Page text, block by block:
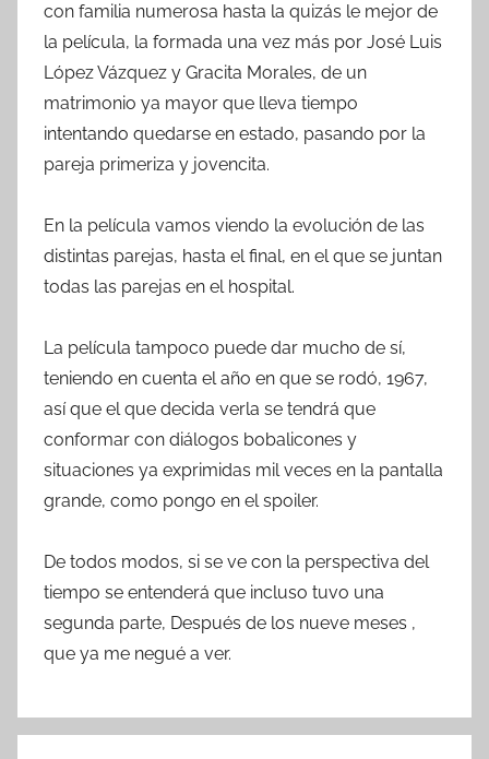
con familia numerosa hasta la quizás le mejor de
la película, la formada una vez más por José Luis
López Vázquez y Gracita Morales, de un
matrimonio ya mayor que lleva tiempo
intentando quedarse en estado, pasando por la
pareja primeriza y jovencita.
En la película vamos viendo la evolución de las
distintas parejas, hasta el final, en el que se juntan
todas las parejas en el hospital.
La película tampoco puede dar mucho de sí,
teniendo en cuenta el año en que se rodó, 1967,
así que el que decida verla se tendrá que
conformar con diálogos bobalicones y
situaciones ya exprimidas mil veces en la pantalla
grande, como pongo en el spoiler.
De todos modos, si se ve con la perspectiva del
tiempo se entenderá que incluso tuvo una
segunda parte, Después de los nueve meses ,
que ya me negué a ver.